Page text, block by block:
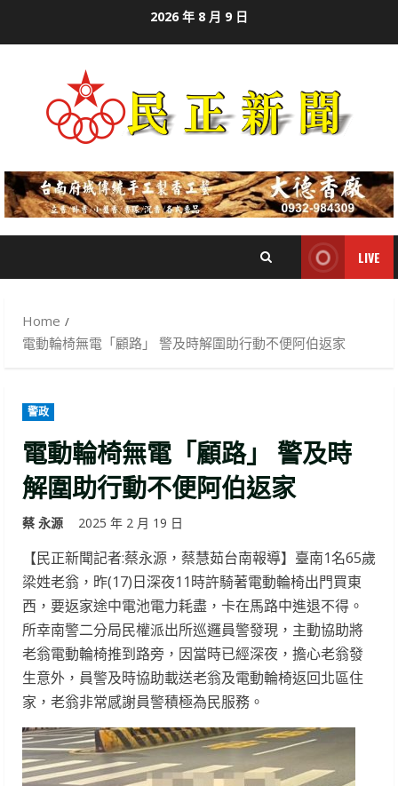
2026 年 8 月 9 日
LIVE
Home
電動輪椅無電「顧路」 警及時解圍助行動不便阿伯返家
警政
電動輪椅無電「顧路」 警及時
解圍助行動不便阿伯返家
蔡 永源 2025 年 2 月 19 日
【民正新聞記者:蔡永源，蔡慧茹台南報導】臺南1名65歲
梁姓老翁，昨(17)日深夜11時許騎著電動輪椅出門買東
西，要返家途中電池電力耗盡，卡在馬路中進退不得。
所幸南警二分局民權派出所巡邏員警發現，主動協助將
老翁電動輪椅推到路旁，因當時已經深夜，擔心老翁發
生意外，員警及時協助載送老翁及電動輪椅返回北區住
家，老翁非常感謝員警積極為民服務。